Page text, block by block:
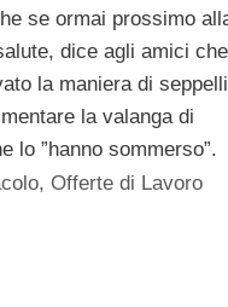
se ormai prossimo
dice agli amici
la maniera di
la valanga di
lo ”hanno sommerso”.
,Offerte di Lavoro